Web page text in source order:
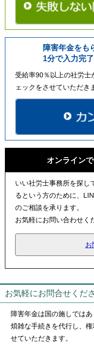
障害年金をも
1分で入力完了
受給率90％以上の社労士
ェックをさせていただき
オンライン
いい社労士事務所を探し
るという方のために、
のご相談を承ります。
お気軽にお問い合わせく
お
お気軽にお問合せくださ
障害年金は国の施しでは
煩雑な手続きを代行し、
せていただきます。